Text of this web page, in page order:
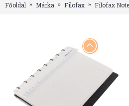
Főoldal Márka Filofax Filofax